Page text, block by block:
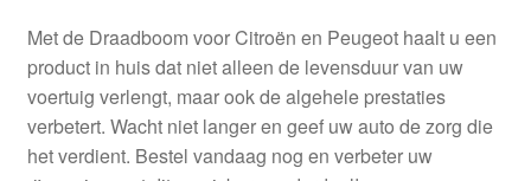
Privacybeleid
Wereldwijde verzending
Winkelwagen
Met de Draadboom voor Citroën en Peugeot haalt u een
product in huis dat niet alleen de levensduur van uw
voertuig verlengt, maar ook de algehele prestaties
verbetert. Wacht niet langer en geef uw auto de zorg die
het verdient. Bestel vandaag nog en verbeter uw